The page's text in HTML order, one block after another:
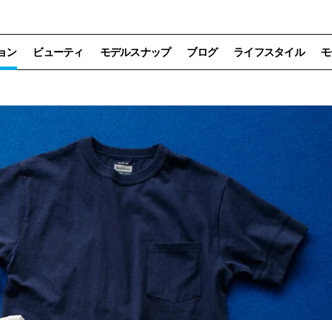
ン ビューティ モデルスナップ ブログ ライフスタイル